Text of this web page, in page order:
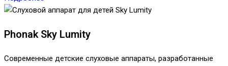
Phonak Sky Lumity
Современные детские слуховые аппараты, разработанные